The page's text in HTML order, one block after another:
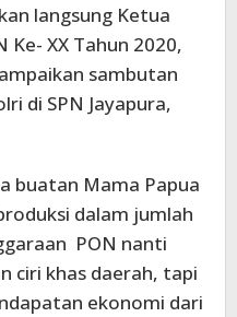
langsung Ketua
Ke- XX Tahun 2020,
sambutan
di SPN Jayapura,
buatan Mama Papua
dalam jumlah
PON nanti
ciri khas daerah, tapi
ekonomi dari